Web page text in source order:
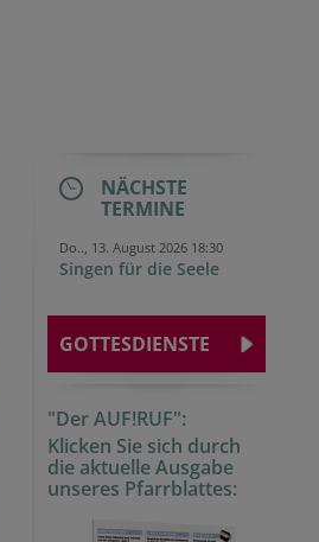
NÄCHSTE
TERMINE
Do.., 13. August 2026 18:30
Singen für die Seele
GOTTESDIENSTE
"Der AUF!RUF":
Klicken Sie sich durch
die aktuelle Ausgabe
unseres Pfarrblattes: